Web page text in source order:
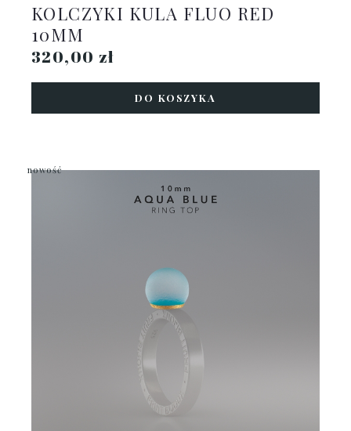
KOLCZYKI KULA FLUO RED
10MM
320,00 zł
DO KOSZYKA
nowość